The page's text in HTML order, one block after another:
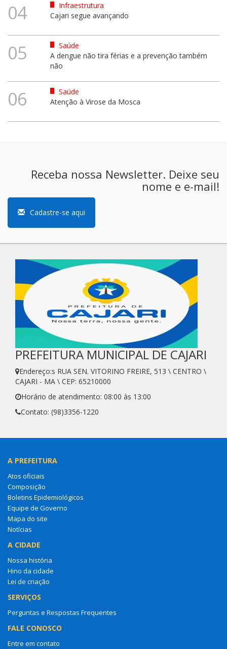
04
Infraestrutura
Cajari segue avançando
05
Saúde
A dengue não tira férias e a prevenção também
não
06
Saúde
Atenção à Virose da Mosca
Receba nossa Newsletter. Deixe seu
nome e e-mail!
Cadastre-se aqui
PREFEITURA MUNICIPAL DE CAJARI
Endereço:s RUA SEN. VITORINO FREIRE, 513 \ CENTRO \
CAJARI - MA \ CEP: 65210000
Horário de atendimento: 08:00 às 13:00
Contato: (98)3356-1220
A PREFEITURA
Atos oficiais
Composição
Boletins Epidemiológicos
Equipe de Governo
Mapa do site
Notícias
A CIDADE
Nossa história
Hino da cidade
Lei de criação
SERVIÇOS
Perguntas e Respostas Frequentes
FALE CONOSCO
Entre em contato